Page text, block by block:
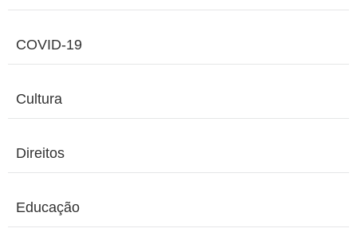
COVID-19
Cultura
Direitos
Educação